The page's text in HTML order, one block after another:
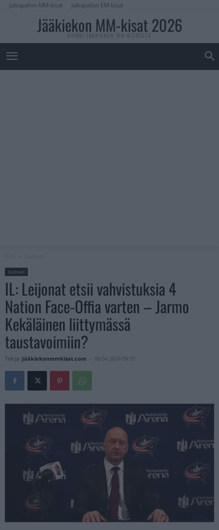
Jalkapallon MM-kisat Jalkapallon EM-kisat
Jääkiekon MM-kisat 2026
KAIKKI JÄÄKIEKON MM-KISOISTA
Uutiset
IL: Leijonat etsii vahvistuksia 4
Nation Face-Offia varten – Jarmo
Kekäläinen liittymässä
taustavoimiin?
Tekijä Jääkiekonmmkisat.com - 06.04.2024 09:37